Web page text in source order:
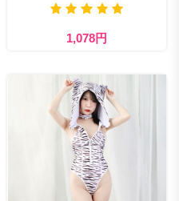
1,078円